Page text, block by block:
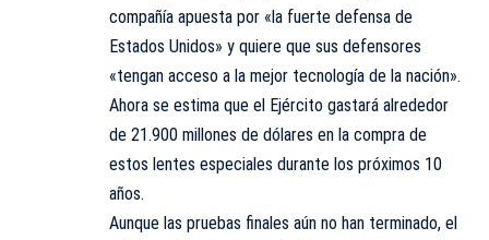
compañía apuesta por «la fuerte defensa de
Estados Unidos» y quiere que sus defensores
«tengan acceso a la mejor tecnología de la nación».
Ahora se estima que el Ejército gastará alrededor
de 21.900 millones de dólares en la compra de
estos lentes especiales durante los próximos 10
años.
Aunque las pruebas finales aún no han terminado, el